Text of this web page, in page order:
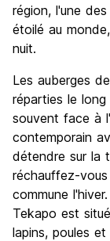
région, l'une
étoilé au
nuit.
Les auberges
réparties le
souvent face à
contemporain
détendre sur la
réchauffez-
commune
Tekapo est
lapins, poules